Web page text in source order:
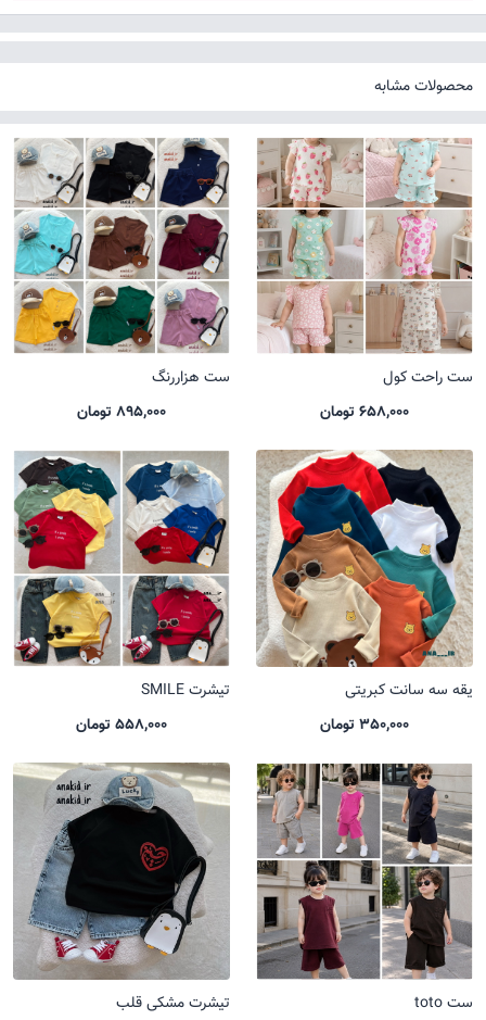
محصولات مشابه
ست راحت کول
658,000 تومان
ست هزاررنگ
895,000 تومان
یقه سه سانت کبریتی
350,000 تومان
تیشرت SMILE
558,000 تومان
ست toto
تیشرت مشکی قلب